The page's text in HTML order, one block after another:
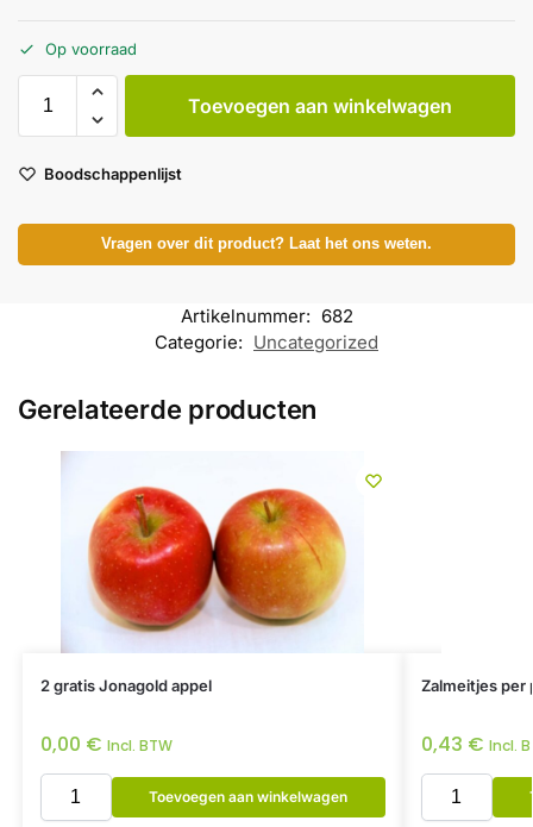
Op voorraad
Toevoegen aan winkelwagen
Boodschappenlijst
Vragen over dit product? Laat het ons weten.
Artikelnummer: 682
Categorie: Uncategorized
Gerelateerde producten
2 gratis Jonagold appel
0,00 € Incl. BTW
Toevoegen aan winkelwagen
Zalmeitjes per
0,43 € Incl.